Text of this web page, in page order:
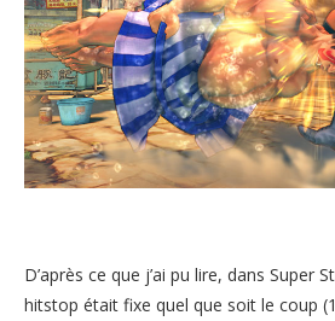
D’après ce que j’ai pu lire, dans Super
hitstop était fixe quel que soit le coup